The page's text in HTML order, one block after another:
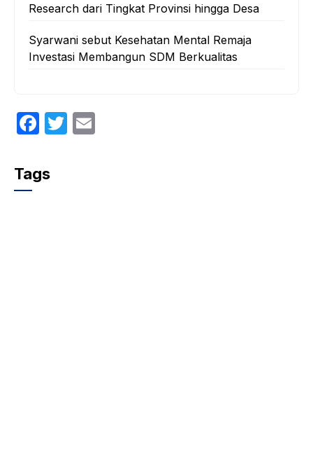
Research dari Tingkat Provinsi hingga Desa
‎Syarwani sebut Kesehatan Mental Remaja
Investasi Membangun SDM Berkualitas
F
c
e
T
Tags